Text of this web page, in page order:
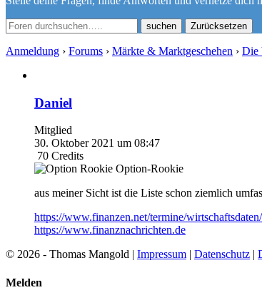
Zurücksetzen
Anmeldung › Forums › Märkte & Marktgeschehen › Die
Daniel
Mitglied
30. Oktober 2021 um 08:47
70 Credits
Option-Rookie
aus meiner Sicht ist die Liste schon ziemlich
https://www.finanzen.net/termine/wirtschaftsdaten/
https://www.finanznachrichten.de
© 2026 - Thomas Mangold | Impressum | Datenschutz |
Melden